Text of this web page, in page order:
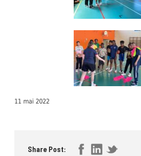
11 mai 2022
Share Post: